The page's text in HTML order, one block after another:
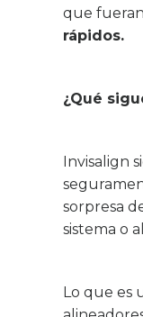
que fueran
rápidos.
¿Qué
Invisalign
sorpresa
sistema o
Lo que es